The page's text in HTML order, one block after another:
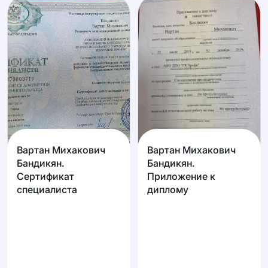
Вартан Михакович
Бандикян.
Сертификат
специалиста
Вартан Михакович
Бандикян.
Приложение к
диплому